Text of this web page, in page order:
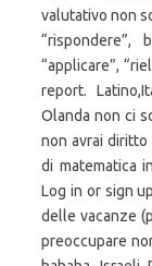
valutativo non
“rispondere”,
“applicare”,
report.
Olanda non ci
non avrai
di matematica
Log in or sign
delle vacanze
preoccupare